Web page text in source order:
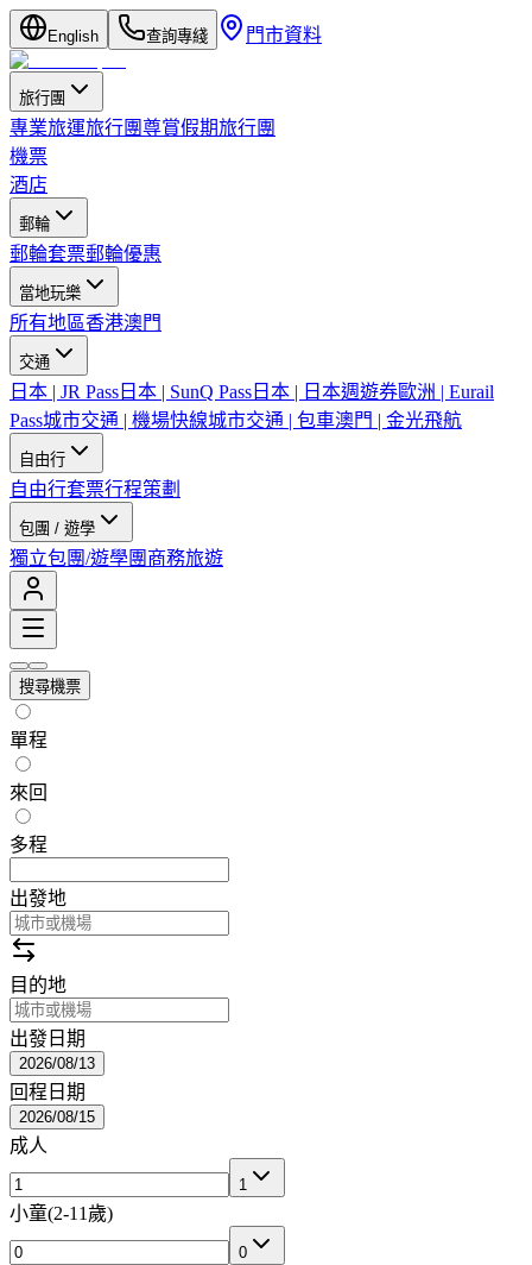
English 查詢專綫 門市資料
旅行團
專業旅運旅行團尊賞假期旅行團
機票
酒店
郵輪
郵輪套票郵輪優惠
當地玩樂
所有地區香港澳門
交通
日本 | JR Pass 日本 | SunQ Pass 日本 | 日本週遊券歐洲 | Eurail
Pass城市交通 | 機場快線城市交通 | 包車澳門 | 金光飛航
自由行
自由行套票行程策劃
包團 / 遊學
獨立包團/遊學團 商務旅遊
搜尋機票
單程
來回
多程
出發地
目的地
出發日期
2026/08/13
回程日期
2026/08/15
成人
1
小童(2-11歲)
0